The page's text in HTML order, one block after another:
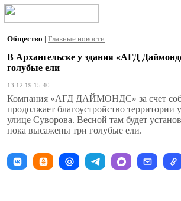
Общество | Главные новости
В Архангельске у здания «АГД
голубые ели
13.12.19 15:40
Компания «АГД ДАЙМОНДС» за счет
продолжает благоустройство территории
улице Суворова. Весной там будет
пока высажены три голубые ели.